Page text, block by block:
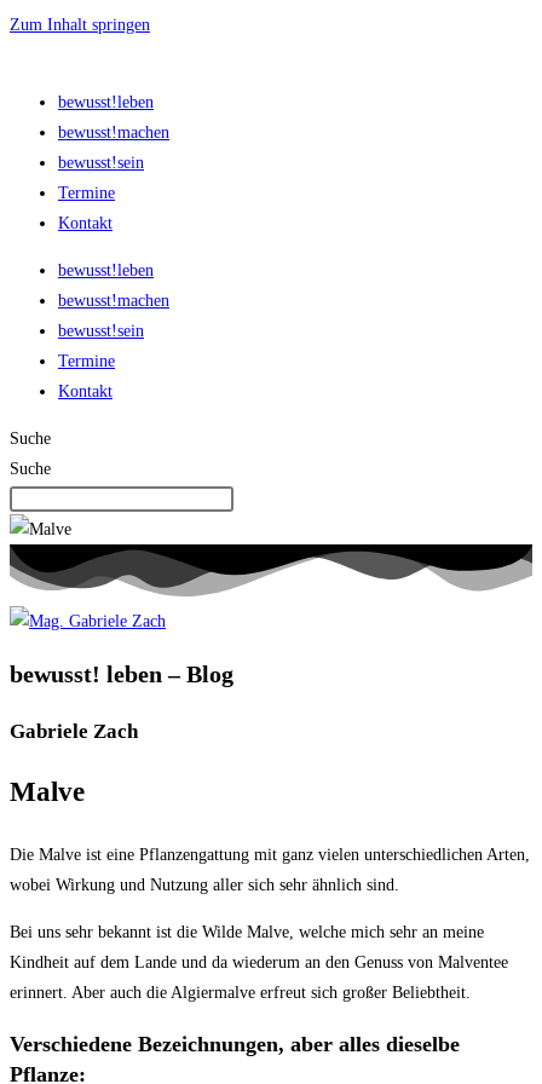
Zum Inhalt springen
bewusst!leben
bewusst!machen
bewusst!sein
Termine
Kontakt
bewusst!leben
bewusst!machen
bewusst!sein
Termine
Kontakt
Suche
Suche
bewusst! leben – Blog
Gabriele Zach
Malve
Die Malve ist eine Pflanzengattung mit ganz vielen unterschiedlichen Arten,
wobei Wirkung und Nutzung aller sich sehr ähnlich sind.
Bei uns sehr bekannt ist die Wilde Malve, welche mich sehr an meine
Kindheit auf dem Lande und da wiederum an den Genuss von Malventee
erinnert. Aber auch die Algiermalve erfreut sich großer Beliebtheit.
Verschiedene Bezeichnungen, aber alles dieselbe
Pflanze: